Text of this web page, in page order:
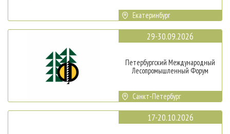
Екатеринбург
29-30.09.2026
Петербургский Международный
Лесопромышленный Форум
Санкт-Петербург
17-20.10.2026